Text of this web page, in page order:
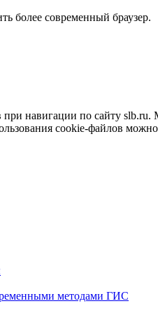
более современный браузер.
навигации по сайту slb.ru.
cookie-файлов можно
методами ГИС